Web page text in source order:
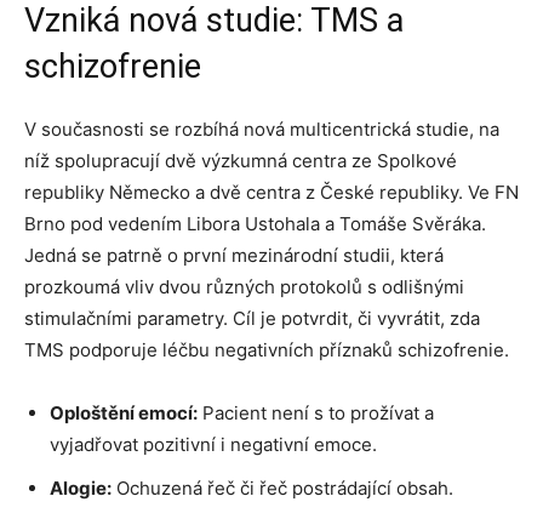
Vzniká nová studie: TMS a
schizofrenie
V současnosti se rozbíhá nová multicentrická studie, na
níž spolupracují dvě výzkumná centra ze Spolkové
republiky Německo a dvě centra z České republiky. Ve FN
Brno pod vedením Libora Ustohala a Tomáše Svěráka.
Jedná se patrně o první mezinárodní studii, která
prozkoumá vliv dvou různých protokolů s odlišnými
stimulačními parametry. Cíl je potvrdit, či vyvrátit, zda
TMS podporuje léčbu negativních příznaků schizofrenie.
Oploštění emocí: Pacient není s to prožívat a
vyjadřovat pozitivní i negativní emoce.
Alogie: Ochuzená řeč či řeč postrádající obsah.